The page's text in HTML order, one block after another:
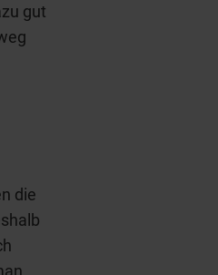
gut
die